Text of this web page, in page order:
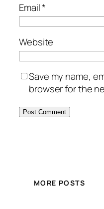
Email*
Website
Save my name,
browser for the
MORE POSTS